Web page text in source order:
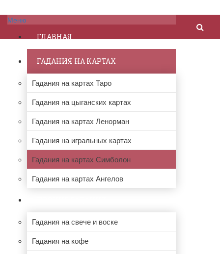
Меню
ГЛАВНАЯ
ГАДАНИЯ НА КАРТАХ
Гадания на картах Таро
Гадания на цыганских картах
Гадания на картах Ленорман
Гадания на игральных картах
Гадания на картах Симболон
Гадания на картах Ангелов
Гадания на свече и воске
Гадания на кофе